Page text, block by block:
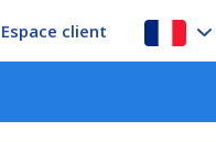
Espace client